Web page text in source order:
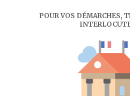
POUR VOS DÉMARCHES,